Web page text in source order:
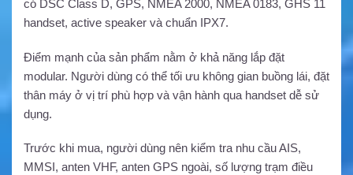
có DSC Class D, GPS, NMEA 2000, NMEA 0183, GHS 11
handset, active speaker và chuẩn IPX7.
Điểm mạnh của sản phẩm nằm ở khả năng lắp đặt
modular. Người dùng có thể tối ưu không gian buồng lái, đặt
thân máy ở vị trí phù hợp và vận hành qua handset dễ sử
dụng.
Trước khi mua, người dùng nên kiểm tra nhu cầu AIS,
MMSI, anten VHF, anten GPS ngoài, số lượng trạm điều